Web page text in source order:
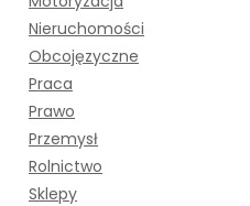
Nieruchomości
Obcojęzyczne
Praca
Prawo
Przemysł
Rolnictwo
Sklepy